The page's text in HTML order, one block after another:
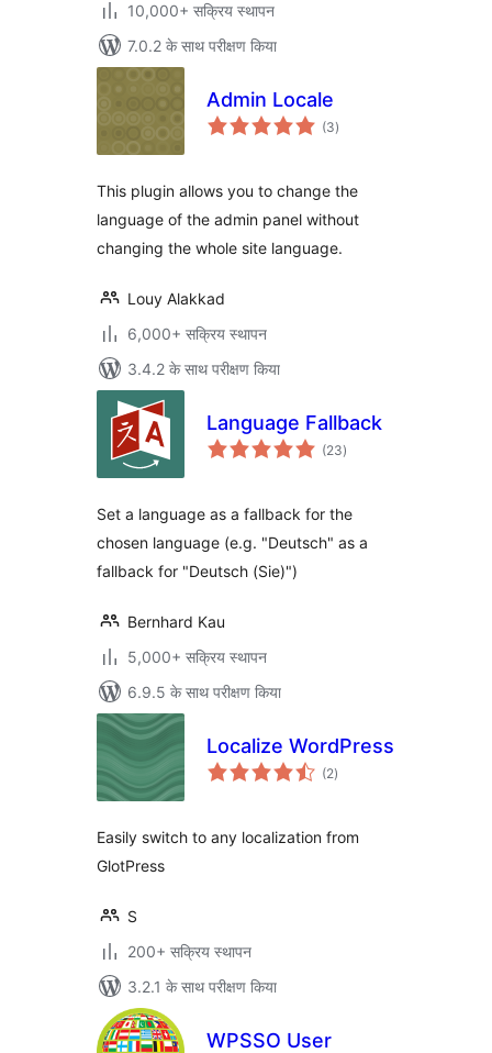
10,000+ सक्रिय स्थापन
7.0.2 के साथ परीक्षण किया
Admin Locale
(3कुल
दर)
This plugin allows you to change the
language of the admin panel without
changing the whole site language.
Louy Alakkad
6,000+ सक्रिय स्थापन
3.4.2 के साथ परीक्षण किया
Language Fallback
(23कुल
दर)
Set a language as a fallback for the
chosen language (e.g. "Deutsch" as a
fallback for "Deutsch (Sie)")
Bernhard Kau
5,000+ सक्रिय स्थापन
6.9.5 के साथ परीक्षण किया
Localize WordPress
(2कुल
दर)
Easily switch to any localization from
GlotPress
S
200+ सक्रिय स्थापन
3.2.1 के साथ परीक्षण किया
WPSSO User